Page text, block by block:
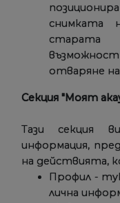
снимката
старата
отваряне
Секция "Моят
Тази секция
информация,
на действията,
Профил -
лична